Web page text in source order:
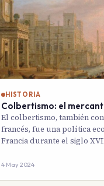
HISTORIA
Colbertismo: el
El colbertismo, también
francés, fue una política
Francia durante el siglo
4 May 2024